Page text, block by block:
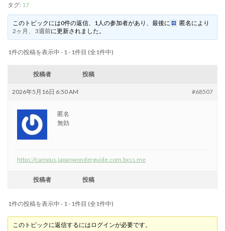
タグ: 17
このトピックには0件の返信、1人の参加者があり、最後に 匿名 により
2ヶ月、 3週前に更新されました。
1件の投稿を表示中 - 1 - 1件目 (全1件中)
投稿者 投稿
2026年5月16日 6:50 AM #68507
匿名
無効
https://campus.japanwonderguide.com.bxss.me
投稿者 投稿
1件の投稿を表示中 - 1 - 1件目 (全1件中)
このトピックに返信するにはログインが必要です。